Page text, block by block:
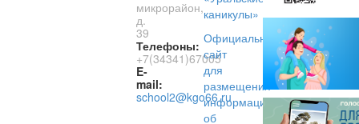
микрорайон,
д.
39
Телефоны:
+7(34341)67005
E-
mail:
school2@kgo66.ru
каникулы»
Официальный
сайт
для
размещения
информации
об